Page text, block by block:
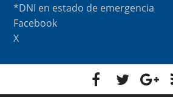
*DNI en estado de emergencia
Facebook
X
G